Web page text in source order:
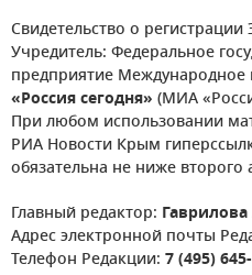
Свидетельство о
Учредитель: Федеральное
предприятие
«Россия сегодня» (МИА
При любом использовании
РИА Новости Крым
обязательна не ниже второго
Главный редактор: Гаврилова
Адрес электронной почты
Телефон Редакции: 7 (495)